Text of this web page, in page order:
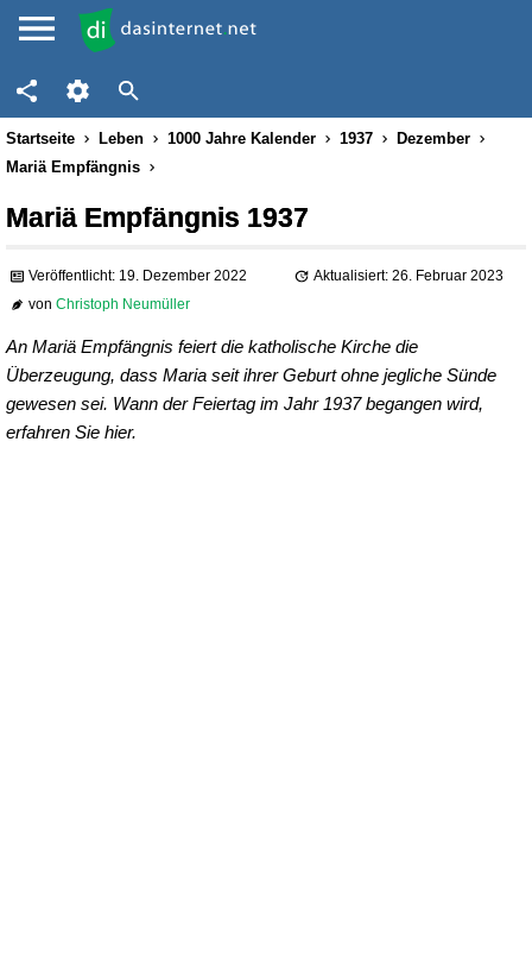
Startseite Leben 1000 Jahre Kalender 1937
Dezember
Mariä Empfängnis
Mariä Empfängnis 1937
Veröffentlicht: 19. Dezember 2022
Aktualisiert: 26. Februar 2023
vonChristoph Neumüller
An Mariä Empfängnis feiert die katholische Kirche die
Überzeugung, dass Maria seit ihrer Geburt ohne jegliche Sünde
gewesen sei. Wann der Feiertag im Jahr 1937 begangen wird,
erfahren Sie hier.